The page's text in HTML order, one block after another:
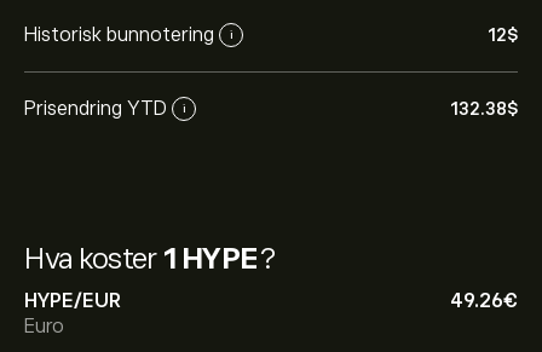
Hva koster 1 HYPE?
HYPE/EUR
49.26‎€‎
Euro
Historisk bunnotering i 12‎$‎
Prisendring YTD i 132.38‎$‎